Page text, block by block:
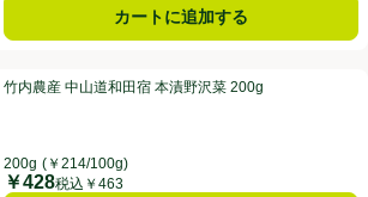
カートに追加する
本漬野沢菜 200g
2ヵ月
5点中0.0点。
竹内農産 中山道和田宿 本漬野沢菜 200g
200g (￥214/100g)
価格
￥428税込￥463